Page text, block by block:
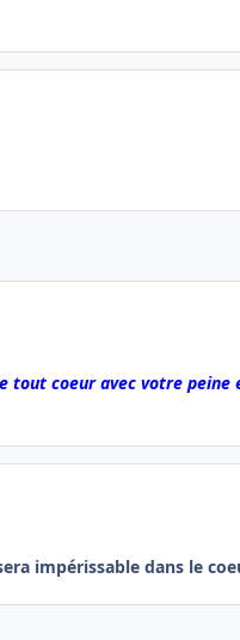
tout coeur avec votre
impérissable dans le